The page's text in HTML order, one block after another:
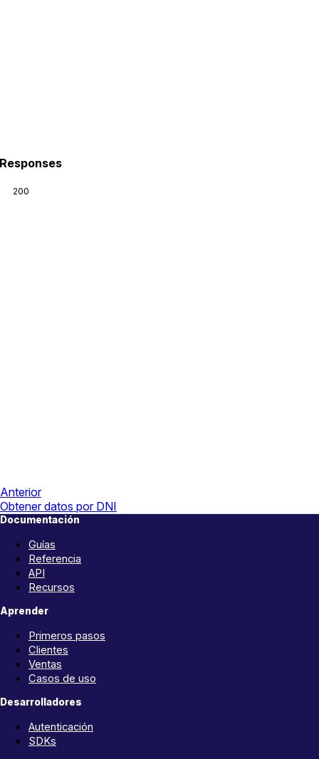
Responses
200
Anterior
Obtener datos por DNI
Documentación
Guías
Referencia
API
Recursos
Aprender
Primeros pasos
Clientes
Ventas
Casos de uso
Desarrolladores
Autenticación
SDKs